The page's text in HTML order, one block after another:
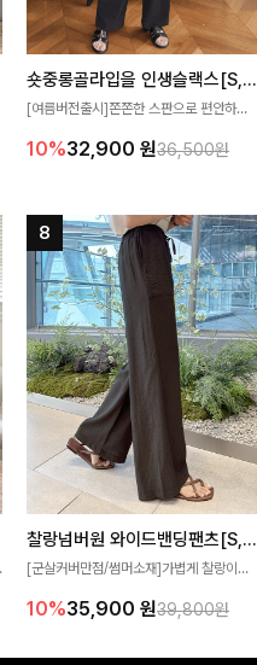
숏중롱골라입을 인생슬랙스[S,M,L,XL사이즈]
[여름버전출시]쫀쫀한 스판으로 편안하게
숏·기본·롱 기장과 와이드·부츠컷 핏까지 취
10%32,900 원36,500원
찰랑넘버원 와이드밴딩팬츠[S,M,L사이즈]
[군살커버만점/썸머소재]가볍게 찰랑이는
편안하게 착용하실 수 있는 팬츠입니다 🖤
감 있는 착용감을 더해드려요!
10%35,900 원39,800원